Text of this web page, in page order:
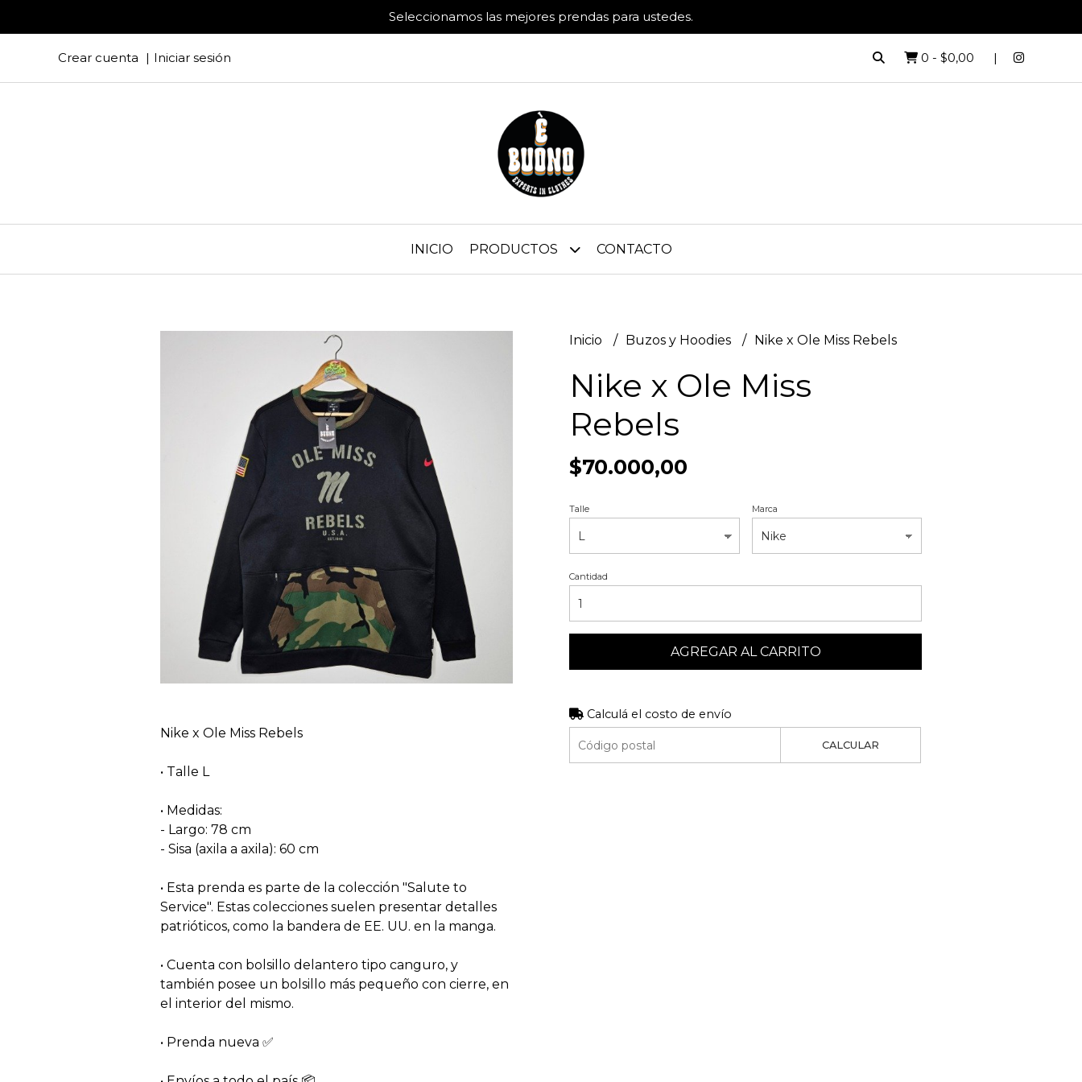
Seleccionamos las mejores prendas para ustedes.
Crear cuenta Iniciar sesión 0 - $0,00
INICIO PRODUCTOS CONTACTO
Nike x Ole Miss Rebels
• Talle L
• Medidas:
- Largo: 78 cm
- Sisa (axila a axila): 60 cm
• Esta prenda es parte de la colección "Salute to
Service". Estas colecciones suelen presentar detalles
patrióticos, como la bandera de EE. UU. en la manga.
• Cuenta con bolsillo delantero tipo canguro, y
también posee un bolsillo más pequeño con cierre, en
el interior del mismo.
• Prenda nueva ✅️
Inicio Buzos y Hoodies Nike x Ole Miss Rebels
Nike x Ole Miss
Rebels
$70.000,00
Talle Marca
Cantidad
AGREGAR AL CARRITO
Calculá el costo de envío
CALCULAR